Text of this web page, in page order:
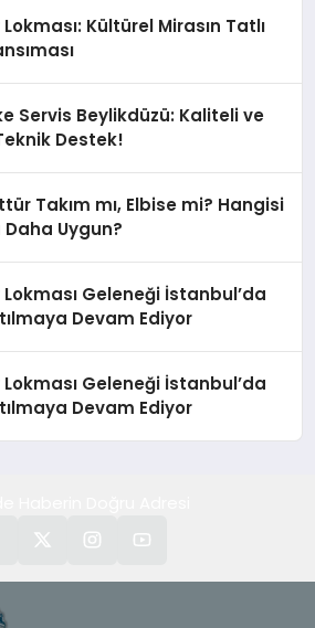
Lokması: Kültürel Mirasın Tatlı
Servis Beylikdüzü: Kaliteli ve
Teknik Destek!
Takım mı, Elbise mi? Hangisi
Daha Uygun?
Lokması Geleneği İstanbul’da
Devam Ediyor
Lokması Geleneği İstanbul’da
Devam Ediyor